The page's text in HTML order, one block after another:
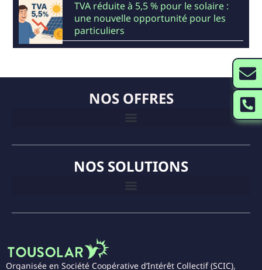
TVA réduite à 5,5 % pour le solaire :
une nouvelle opportunité pour les
particuliers
NOS OFFRES
NOS SOLUTIONS
Organisée en Société Coopérative d’Intérêt Collectif (SCIC),